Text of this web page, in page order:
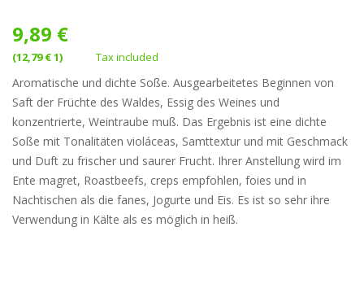
9,89 €
(12,79 € 1) Tax included
Aromatische und dichte Soße. Ausgearbeitetes Beginnen von
Saft der Früchte des Waldes, Essig des Weines und
konzentrierte, Weintraube muß. Das Ergebnis ist eine dichte
Soße mit Tonalitäten violáceas, Samttextur und mit Geschmack
und Duft zu frischer und saurer Frucht. Ihrer Anstellung wird im
Ente magret, Roastbeefs, creps empfohlen, foies und in
Nachtischen als die fanes, Jogurte und Eis. Es ist so sehr ihre
Verwendung in Kälte als es möglich in heiß.